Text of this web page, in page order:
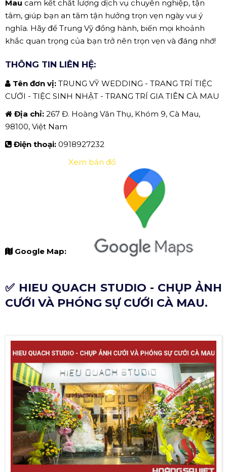
Mau cam kết chất lượng dịch vụ chuyên nghiệp, tận
tâm, giúp bạn an tâm tận hưởng trọn vẹn ngày vui ý
nghĩa. Hãy để Trung Vỹ đồng hành, biến mọi khoảnh
khắc quan trọng của bạn trở nên trọn vẹn và đáng nhớ!
THÔNG TIN LIÊN HỆ:
Tên đơn vị: TRUNG VỸ WEDDING - TRANG TRÍ TIỆC
CƯỚI - TIỆC SINH NHẬT - TRANG TRÍ GIA TIÊN CÀ MAU
Địa chỉ: 267 Đ. Hoàng Văn Thụ, Khóm 9, Cà Mau,
98100, Việt Nam
Điện thoại: 0918927232
Google Map:
Xem bản đồ
✅ HIEU QUACH STUDIO - CHỤP ẢNH
CƯỚI VÀ PHÓNG SỰ CƯỚI CÀ MAU.